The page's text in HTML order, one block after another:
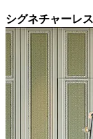
シグネチャーレ